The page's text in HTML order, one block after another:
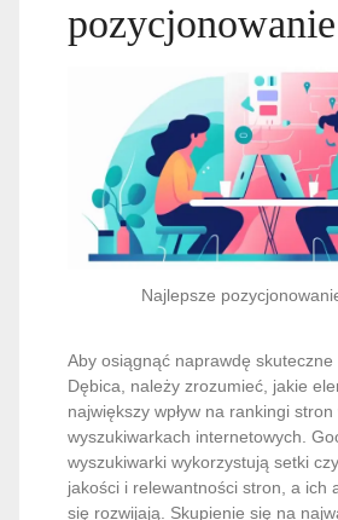
Najlepsze
Aby osiągnąć naprawdę skuteczne
Dębica, należy zrozumieć, jakie
największy wpływ na rankingi stron
wyszukiwarkach internetowych.
wyszukiwarki wykorzystują setki
jakości i relewantności stron, a ich
się rozwijają. Skupienie się na